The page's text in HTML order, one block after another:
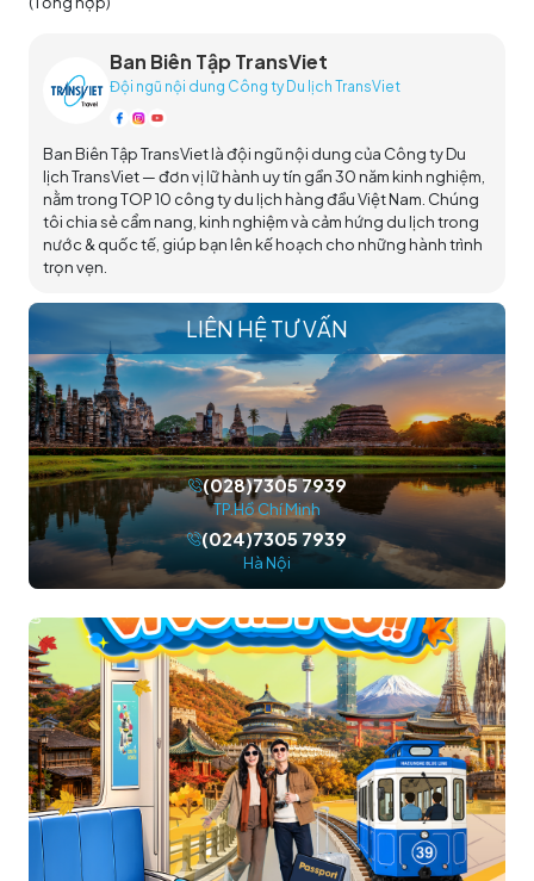
Ban Biên Tập TransViet
Đội ngũ nội dung Công ty Du lịch TransViet
Ban Biên Tập TransViet là đội ngũ nội dung của Công ty Du
lịch TransViet — đơn vị lữ hành uy tín gần 30 năm kinh nghiệm,
nằm trong TOP 10 công ty du lịch hàng đầu Việt Nam. Chúng
tôi chia sẻ cẩm nang, kinh nghiệm và cảm hứng du lịch trong
nước & quốc tế, giúp bạn lên kế hoạch cho những hành trình
trọn vẹn.
LIÊN HỆ TƯ VẤN
(028)7305 7939
TP.Hồ Chí Minh
(024)7305 7939
Hà Nội